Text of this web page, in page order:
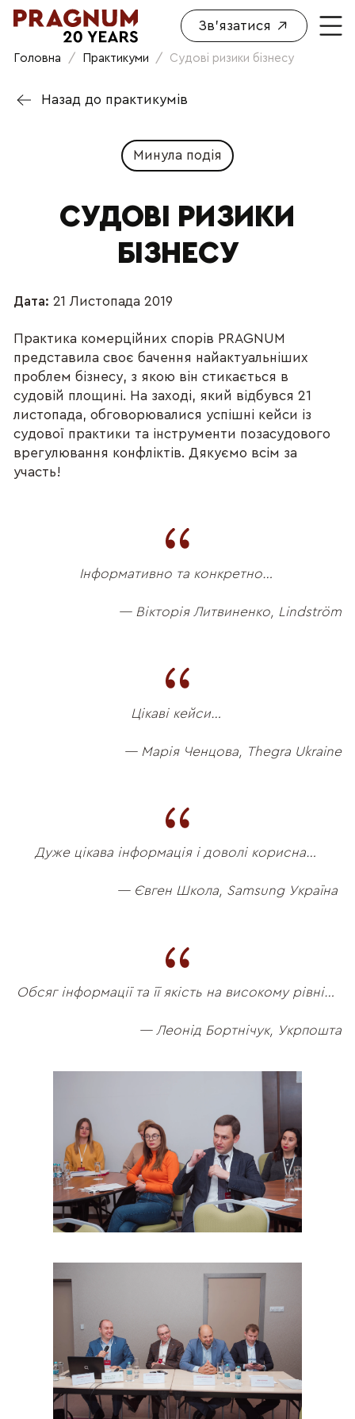
Зв'язатися
Головна / Практикуми / Судові ризики бізнесу
Назад до практикумів
Минула подія
СУДОВІ РИЗИКИ
БІЗНЕСУ
Дата: 21 Листопада 2019
Практика комерційних спорів PRAGNUM
представила своє бачення найактуальніших
проблем бізнесу, з якою він стикається в
судовій площині. На заході, який відбувся 21
листопада, обговорювалися успішні кейси із
судової практики та інструменти позасудового
врегулювання конфліктів. Дякуємо всім за
участь!
Інформативно та конкретно…
— Вікторія Литвиненко, Lindström
Цікаві кейси…
— Марія Ченцова, Thegra Ukraine
Дуже цікава інформація і доволі корисна…
— Євген Школа, Samsung Україна
Обсяг інформації та її якість на високому рівні…
— Леонід Бортнічук, Укрпошта